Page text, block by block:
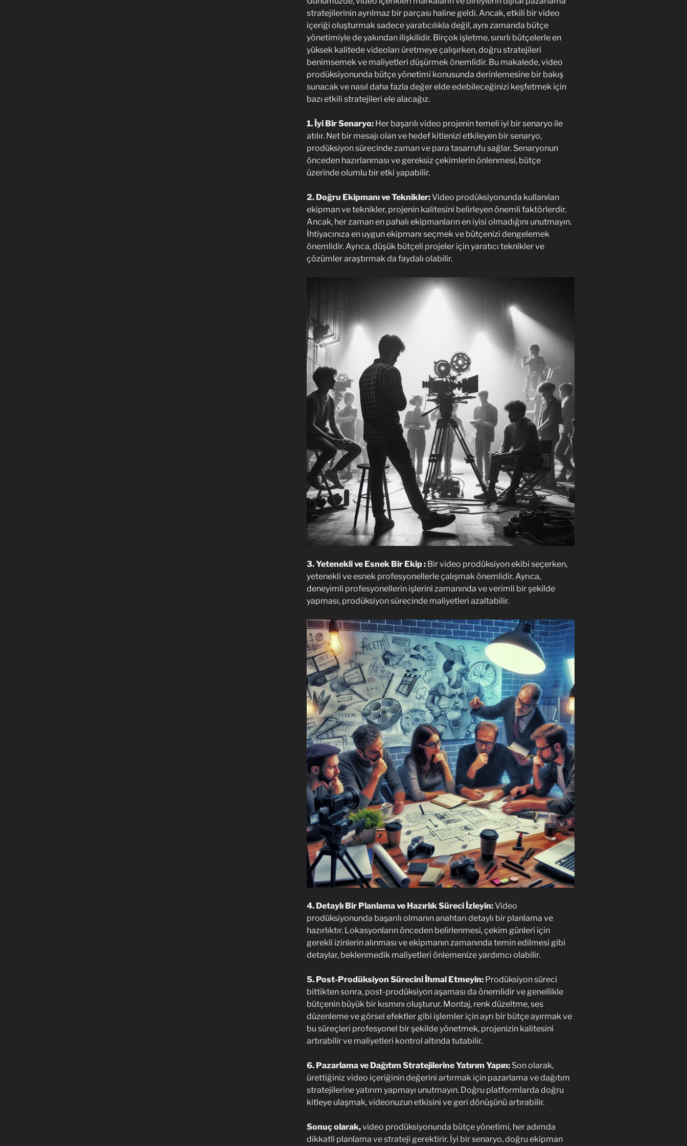
stratejilerinin ayrılmaz bir parçası haline geldi. Ancak, etkili bir video
içeriği oluşturmak sadece yaratıcılıkla değil, aynı zamanda bütçe
yönetimiyle de yakından ilişkilidir. Birçok işletme, sınırlı bütçelerle en
yüksek kalitede videoları üretmeye çalışırken, doğru stratejileri
benimsemek ve maliyetleri düşürmek önemlidir. Bu makalede, video
prodüksiyonunda bütçe yönetimi konusunda derinlemesine bir bakış
sunacak ve nasıl daha fazla değer elde edebileceğinizi keşfetmek için
bazı etkili stratejileri ele alacağız.
1. İyi Bir Senaryo:Her başarılı video projenin temeli iyi bir senaryo ile
atılır. Net bir mesajı olan ve hedef kitlenizi etkileyen bir senaryo,
prodüksiyon sürecinde zaman ve para tasarrufu sağlar. Senaryonun
önceden hazırlanması ve gereksiz çekimlerin önlenmesi, bütçe
üzerinde olumlu bir etki yapabilir.
2. Doğru Ekipmanı ve Teknikler:Video prodüksiyonunda kullanılan
ekipman ve teknikler, projenin kalitesini belirleyen önemli faktörlerdir.
Ancak, her zaman en pahalı ekipmanların en iyisi olmadığını unutmayın.
İhtiyacınıza en uygun ekipmanı seçmek ve bütçenizi dengelemek
önemlidir. Ayrıca, düşük bütçeli projeler için yaratıcı teknikler ve
çözümler araştırmak da faydalı olabilir.
3. Yetenekli ve Esnek Bir Ekip :Bir video prodüksiyon ekibi seçerken,
yetenekli ve esnek profesyonellerle çalışmak önemlidir. Ayrıca,
deneyimli profesyonellerin işlerini zamanında ve verimli bir şekilde
yapması, prodüksiyon sürecinde maliyetleri azaltabilir.
4. Detaylı Bir Planlama ve Hazırlık Süreci İzleyin:Video
prodüksiyonunda başarılı olmanın anahtarı detaylı bir planlama ve
hazırlıktır. Lokasyonların önceden belirlenmesi, çekim günleri için
gerekli izinlerin alınması ve ekipmanın zamanında temin edilmesi gibi
detaylar, beklenmedik maliyetleri önlemenize yardımcı olabilir.
5. Post-Prodüksiyon Sürecini İhmal Etmeyin:Prodüksiyon süreci
bittikten sonra, post-prodüksiyon aşaması da önemlidir ve genellikle
bütçenin büyük bir kısmını oluşturur. Montaj, renk düzeltme, ses
düzenleme ve görsel efektler gibi işlemler için ayrı bir bütçe ayırmak ve
bu süreçleri profesyonel bir şekilde yönetmek, projenizin kalitesini
artırabilir ve maliyetleri kontrol altında tutabilir.
6. Pazarlama ve Dağıtım Stratejilerine Yatırım Yapın:Son olarak,
ürettiğiniz video içeriğinin değerini artırmak için pazarlama ve dağıtım
stratejilerine yatırım yapmayı unutmayın. Doğru platformlarda doğru
kitleye ulaşmak, videonuzun etkisini ve geri dönüşünü artırabilir.
Sonuç olarak,video prodüksiyonunda bütçe yönetimi, her adımda
dikkatli planlama ve strateji gerektirir. İyi bir senaryo, doğru ekipman